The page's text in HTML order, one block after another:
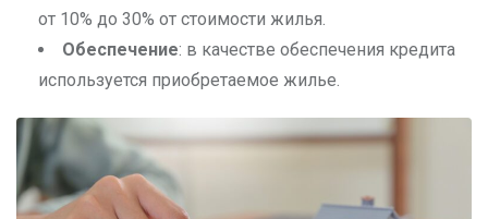
от 10% до 30% от стоимости жилья.
Обеспечение: в качестве обеспечения кредита
используется приобретаемое жилье.